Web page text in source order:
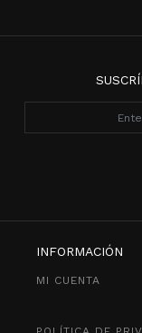
INFORMACIÓN
MI CUENTA